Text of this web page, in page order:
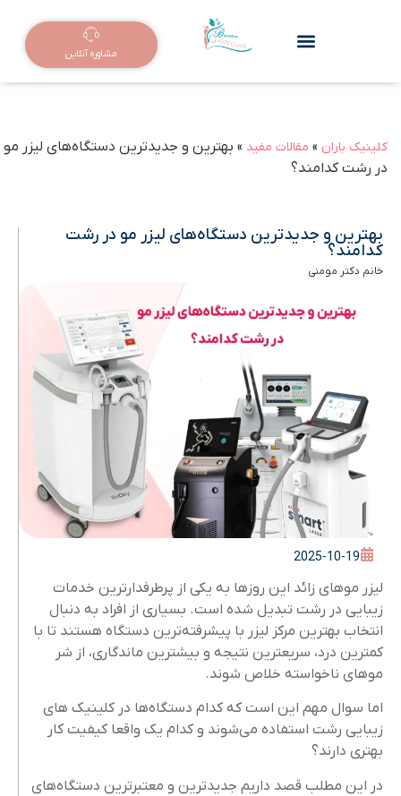
مشاوره آنلاین
کلینیک باران » مقالات مفید » بهترین و جدیدترین دستگاه‌های لیزر مو
در رشت کدامند؟
بهترین و جدیدترین دستگاه‌های لیزر مو در رشت
کدامند؟
خانم دکتر مومنی
2025-10-19
لیزر موهای زائد این روزها به یکی از پرطرفدارترین خدمات
زیبایی در رشت تبدیل شده است. بسیاری از افراد به دنبال
انتخاب بهترین مرکز لیزر با پیشرفته‌ترین دستگاه هستند تا با
کمترین درد، سریعترین نتیجه و بیشترین ماندگاری، از شر
موهای ناخواسته خلاص شوند.
اما سوال مهم این است که کدام دستگاه‌ها در کلینیک‌ های
زیبایی رشت استفاده می‌شوند و کدام ‌یک واقعا کیفیت کار
بهتری دارند؟
در این مطلب قصد داریم جدیدترین و معتبرترین دستگاه‌های